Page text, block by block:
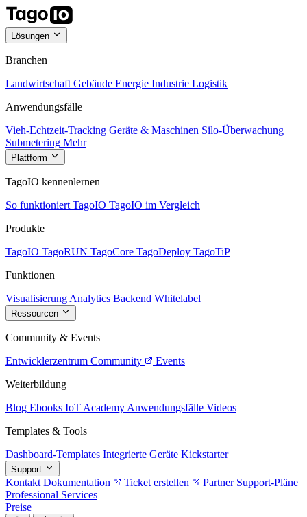
Lösungen
Branchen
Landwirtschaft Gebäude Energie Industrie Logistik
Anwendungsfälle
Vieh-Echtzeit-Tracking Geräte & Maschinen Silo-Überwachung
Submetering Mehr
Plattform
TagoIO kennenlernen
So funktioniert TagoIO TagoIO im Vergleich
Produkte
TagoIO TagoRUN TagoCore TagoDeploy TagoTiP
Funktionen
Visualisierung Analytics Backend Whitelabel
Ressourcen
Community & Events
Entwicklerzentrum Community
Events
Weiterbildung
Blog Ebooks IoT Academy Anwendungsfälle Videos
Templates & Tools
Dashboard-Templates Integrierte Geräte Kickstarter
Support
Kontakt Dokumentation Ticket erstellen Partner Support-Pläne
Professional Services
Preise